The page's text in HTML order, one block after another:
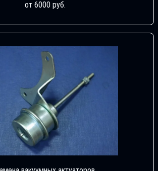
от 6000 руб.